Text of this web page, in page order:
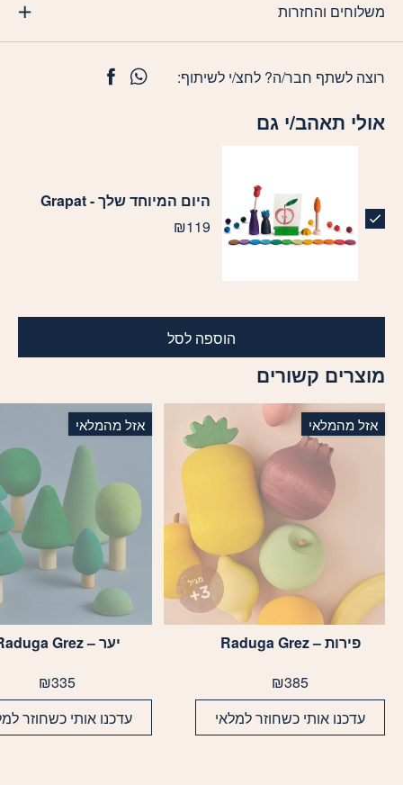
משלוחים והחזרות
אולי תאהב/י גם
היום המיוחד שלך - Grapat
₪119
הוספה לסל
רוצה לשתף חבר/ה? לחצ/י לשיתוף:
מוצרים קשורים
אזל מהמלאי
פירות – Raduga Grez
₪385
עדכנו אותי כשחוזר למלאי
אזל מהמלאי
יער – Raduga Grez
₪335
עדכנו אותי כשחוזר